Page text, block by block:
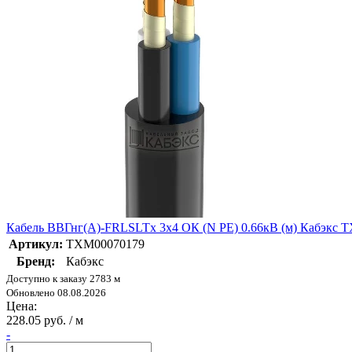
Кабель ВВГнг(А)-FRLSLTx 3х4 ОК (N PE) 0.66кВ (м) Кабэкс
Артикул: ТХМ00070179
Бренд:
Кабэкс
Доступно к заказу 2783 м
Обновлено 08.08.2026
Цена:
228.05 руб. / м
-